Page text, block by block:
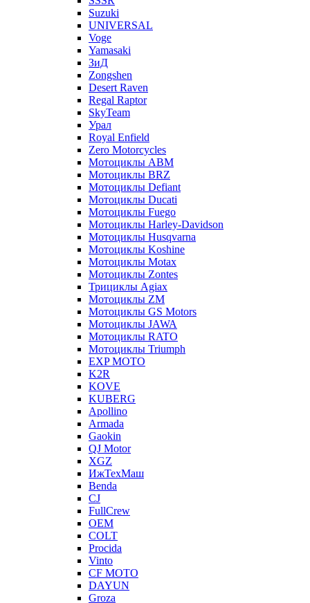
Suzuki
UNIVERSAL
Voge
Yamasaki
ЗиД
Zongshen
Desert Raven
Regal Raptor
SkyTeam
Урал
Royal Enfield
Zero Motorcycles
Мотоциклы ABM
Мотоциклы BRZ
Мотоциклы Defiant
Мотоциклы Ducati
Мотоциклы Fuego
Мотоциклы Harley-Davidson
Мотоциклы Husqvarna
Мотоциклы Koshine
Мотоциклы Motax
Мотоциклы Zontes
Трициклы Agiax
Мотоциклы ZM
Мотоциклы GS Motors
Мотоциклы JAWA
Мотоциклы RATO
Мотоциклы Triumph
EXP MOTO
K2R
KOVE
KUBERG
Apollino
Armada
Gaokin
QJ Motor
XGZ
ИжТехМаш
Benda
CJ
FullCrew
OEM
COLT
Procida
Vinto
CF MOTO
DAYUN
Groza